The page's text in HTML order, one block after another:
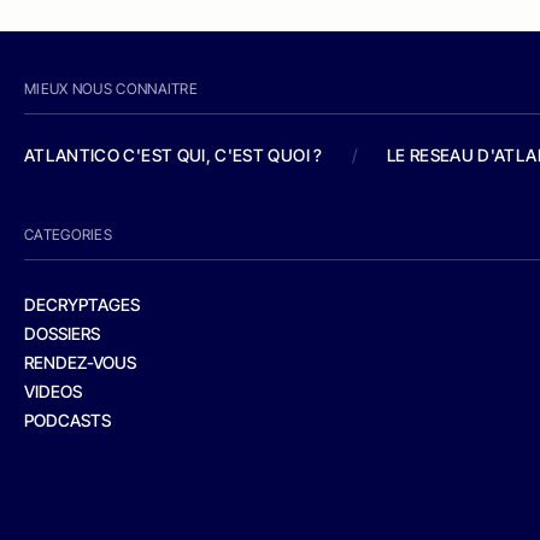
MIEUX NOUS CONNAITRE
ATLANTICO C'EST QUI, C'EST QUOI ? / LE RESEAU
CATEGORIES
DECRYPTAGES
DOSSIERS
RENDEZ-VOUS
VIDEOS
PODCASTS